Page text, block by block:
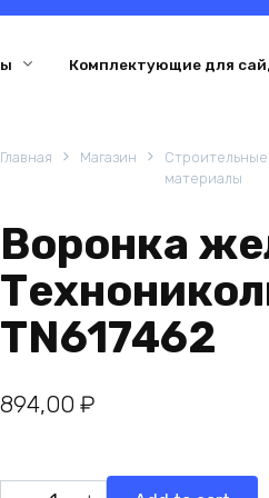
Комплектующие для
Главная Магазин
Строительные
материалы
Воронка
TN617462
894,00 ₽
Воронка